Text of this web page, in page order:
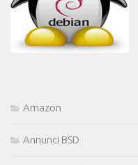
Amazon
Annunci BSD